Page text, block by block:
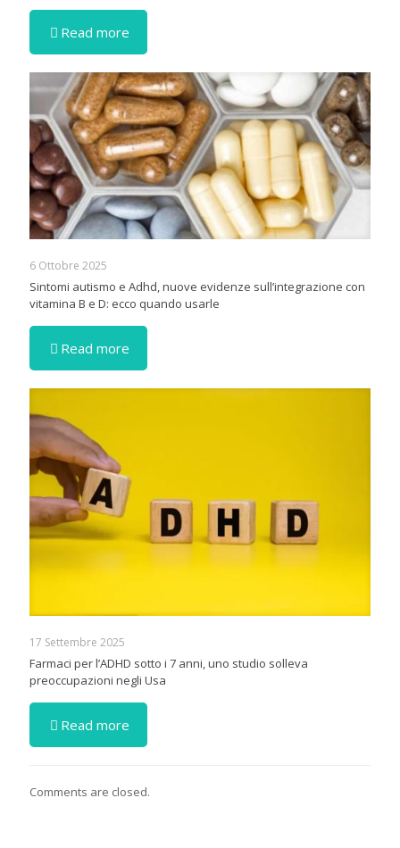
Read more
6 Ottobre 2025
Sintomi autismo e Adhd, nuove evidenze sull’integrazione con
vitamina B e D: ecco quando usarle
Read more
17 Settembre 2025
Farmaci per l’ADHD sotto i 7 anni, uno studio solleva
preoccupazioni negli Usa
Read more
Comments are closed.